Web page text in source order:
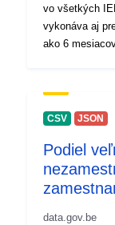
Prístupové
Časové
vo všetkých
vykonáva aj
ako 6
CSV JSON
Podiel
data.gov.be